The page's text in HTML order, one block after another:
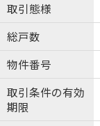
取引態様
総戸数
物件番号
取引条件の有効
期限